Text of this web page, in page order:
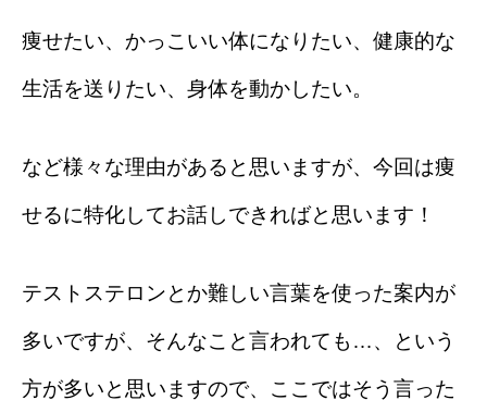
痩せたい、かっこいい体になりたい、健康的な
生活を送りたい、身体を動かしたい。
など様々な理由があると思いますが、今回は痩
せるに特化してお話しできればと思います！
テストステロンとか難しい言葉を使った案内が
多いですが、そんなこと言われても…、 という
方が多いと思いますので、ここではそう言った